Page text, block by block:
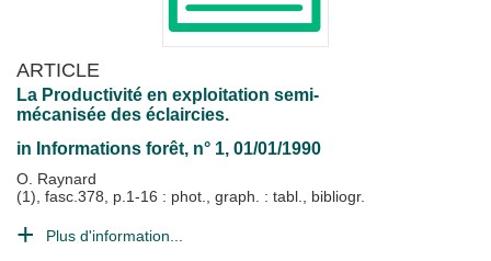
ARTICLE
La Productivité en exploitation semi-
mécanisée des éclaircies.
in Informations forêt, n° 1, 01/01/1990
O. Raynard
(1), fasc.378, p.1-16 : phot., graph. : tabl., bibliogr.
Plus d'information...